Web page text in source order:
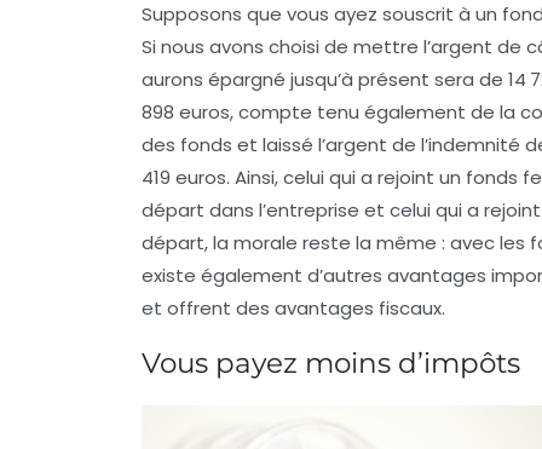
Supposons que vous ayez souscrit à un
Si nous avons choisi de mettre l’argent de
aurons épargné jusqu’à présent sera de 14
898 euros, compte tenu également de la
des fonds et laissé l’argent de l’indemnité
419 euros. Ainsi, celui qui a rejoint un fonds
départ dans l’entreprise et celui qui a
départ, la morale reste la même : avec les
existe également d’autres avantages
et offrent des avantages fiscaux.
Vous payez moins d’impôts